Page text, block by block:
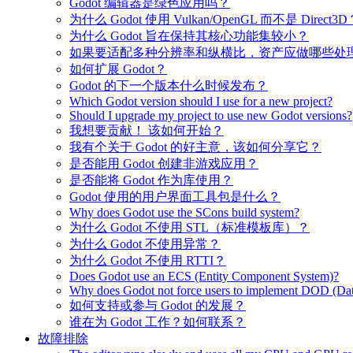
Godot 编辑器是绿色应用吗？
为什么 Godot 使用 Vulkan/OpenGL 而不是 Direct3D
为什么 Godot 旨在保持其核心功能集较小？
如果要适配多种分辨率和纵横比，资产应做哪些处
如何扩展 Godot？
Godot 的下一个版本什么时候发布？
Which Godot version should I use for a new project?
Should I upgrade my project to use new Godot versions?
我想要贡献！ 该如何开始？
我有个关于 Godot 的好主意，该如何分享它？
是否能用 Godot 创建非游戏应用？
是否能将 Godot 作为库使用？
Godot 使用的用户界面工具包是什么？
Why does Godot use the SCons build system?
为什么 Godot 不使用 STL（标准模板库）？
为什么 Godot 不使用异常？
为什么 Godot 不使用 RTTI？
Does Godot use an ECS (Entity Component System)?
Why does Godot not force users to implement DOD
如何支持或参与 Godot 的发展？
谁在为 Godot 工作？如何联系？
故障排除